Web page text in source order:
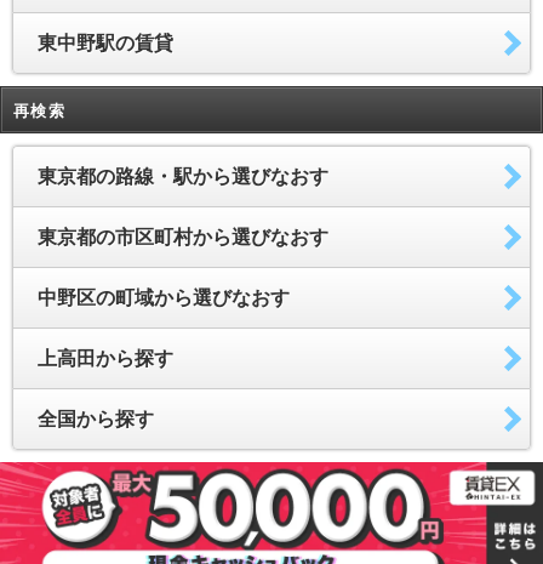
東中野駅の賃貸
再検索
東京都の路線・駅から選びなおす
東京都の市区町村から選びなおす
中野区の町域から選びなおす
上高田から探す
全国から探す